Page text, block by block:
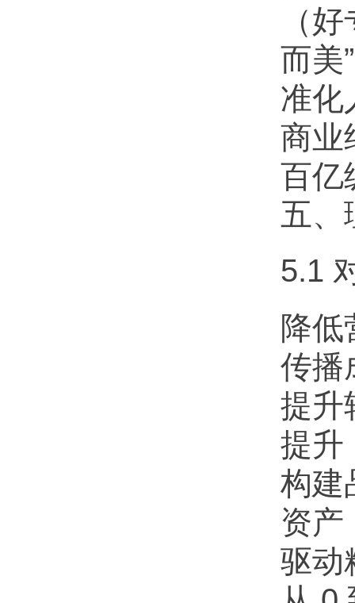
（
而美
准化
商业
百亿
五、
5.1
降低
传播
提升
提升
构建
资产
驱动